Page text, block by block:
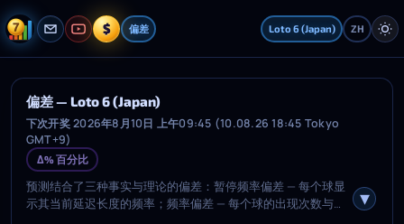
$ 偏差 Loto 6 (Japan) ZH
偏差 — Loto 6 (Japan)
下次开奖 2026年8月10日 上午09:45 (10.08.26 18:45 Tokyo
GMT+9)
Δ% 百分比
预测结合了三种事实与理论的偏差：暂停频率偏差 — 每个球显
示其当前延迟长度的频率；频率偏差 — 每个球的出现次数与理